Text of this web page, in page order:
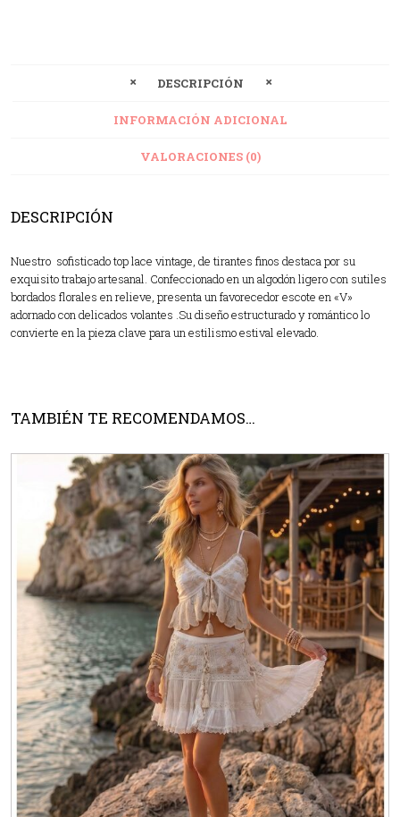
DESCRIPCIÓN
INFORMACIÓN ADICIONAL
VALORACIONES (0)
DESCRIPCIÓN
Nuestro sofisticado top lace vintage, de tirantes finos destaca por su
exquisito trabajo artesanal. Confeccionado en un algodón ligero con sutiles
bordados florales en relieve, presenta un favorecedor escote en «V»
adornado con delicados volantes .Su diseño estructurado y romántico lo
convierte en la pieza clave para un estilismo estival elevado.
TAMBIÉN TE RECOMENDAMOS…